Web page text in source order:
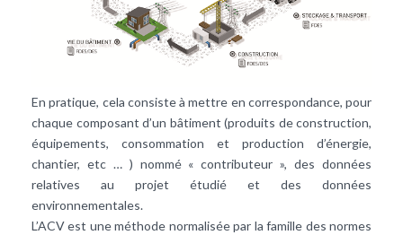
En pratique, cela consiste à mettre en correspondance, pour
chaque composant d’un bâtiment (produits de construction,
équipements, consommation et production d’énergie,
chantier, etc … ) nommé « contributeur », des données
relatives au projet étudié et des données
environnementales.
L’ACV est une méthode normalisée par la famille des normes